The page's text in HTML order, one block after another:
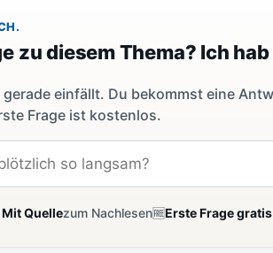
zu diesem Thema? Ich
einfällt. Du bekommst eine
Frage ist kostenlos.
Mit Quellezum Nachlesen🆓Erste Frage gratis